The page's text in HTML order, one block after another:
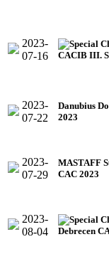
2023-
07-16
CACIB III.
2023-
07-22
Danubius
2023
2023-
07-29
MASTAFF
CAC 2023
2023-
08-04
Debrecen